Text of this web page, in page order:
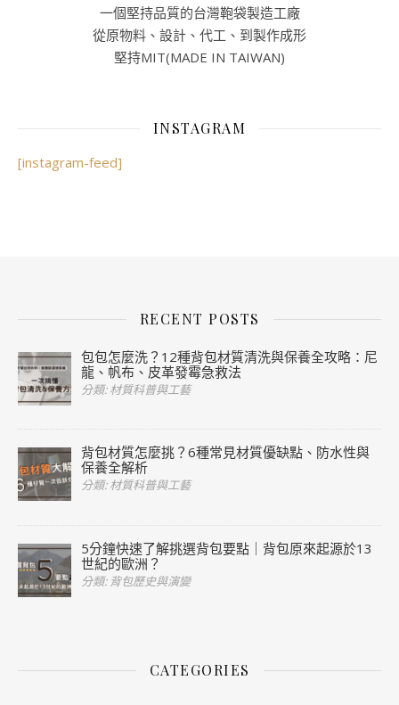
一個堅持品質的台灣鞄袋製造工廠
從原物料、設計、代工、到製作成形
堅持MIT(MADE IN TAIWAN)
INSTAGRAM
[instagram-feed]
RECENT POSTS
包包怎麼洗？12種背包材質清洗與保養全攻略：尼
龍、帆布、皮革發霉急救法
分類: 材質科普與工藝
背包材質怎麼挑？6種常見材質優缺點、防水性與
保養全解析
分類: 材質科普與工藝
5分鐘快速了解挑選背包要點｜背包原來起源於13
世紀的歐洲？
分類: 背包歷史與演變
CATEGORIES